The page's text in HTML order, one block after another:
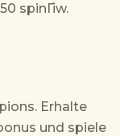
spinГіw.
Erhalte
und spiele